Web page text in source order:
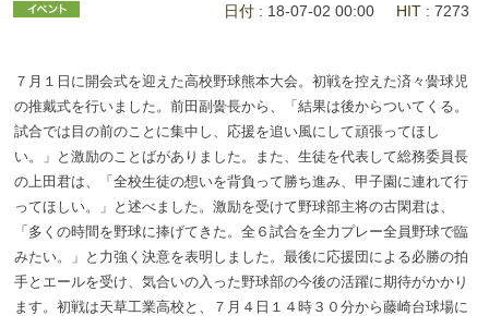
日付 : 18-07-02 00:00 HIT : 7273
７月１日に開会式を迎えた高校野球熊本大会。初戦を控えた済々黌球児
の推戴式を行いました。前田副黌長から、「結果は後からついてくる。
試合では目の前のことに集中し、応援を追い風にして頑張ってほし
い。」と激励のことばがありました。また、生徒を代表して総務委員長
の上田君は、「全校生徒の想いを背負って勝ち進み、甲子園に連れて行
ってほしい。」と述べました。激励を受けて野球部主将の古閑君は、
「多くの時間を野球に捧げてきた。全６試合を全力プレー全員野球で臨
みたい。」と力強く決意を表明しました。最後に応援団による必勝の拍
手とエールを受け、気合いの入った野球部の今後の活躍に期待がかかり
ます。初戦は天草工業高校と、７月４日１４時３０分から藤崎台球場に